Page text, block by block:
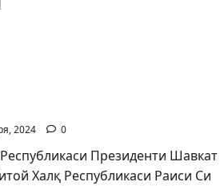
2024 0
Президенти Шавкат
Халқ Республикаси Раиси Си